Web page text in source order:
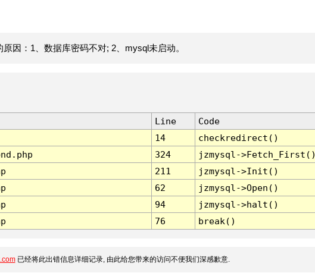
因：1、数据库密码不对; 2、mysql未启动。
Line
Code
14
checkredirect()
324
jzmysql-
211
jzmysql->Init()
62
jzmysql->Open()
94
jzmysql->halt()
76 break()
已经将此出错信息详细记录, 由此给您带来的访问不便我们深感歉意.